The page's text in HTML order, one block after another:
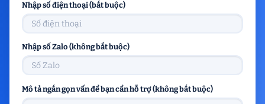
Nhập số điện thoại (bắt buộc)
Nhập số Zalo (không bắt buộc)
Mô tả ngắn gọn vấn đề bạn cần hỗ trợ (không bắt buộc)